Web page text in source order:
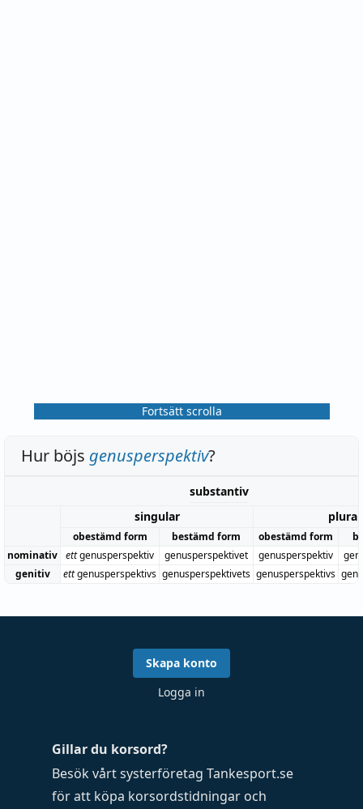
Fortsätt scrolla
Hur böjs genusperspektiv?
substantiv
singular
plural
obestämd form bestämd form obestämd form
nominativ ettgenusperspektiv genusperspektivet genusperspektiv
genitiv
ettgenusperspektivs genusperspektivets genusperspektivs
Gillar du korsord?
Besök vårt systerföretag Tankesport.se
för att köpa korsordstidningar och
Skapa konto
Logga in